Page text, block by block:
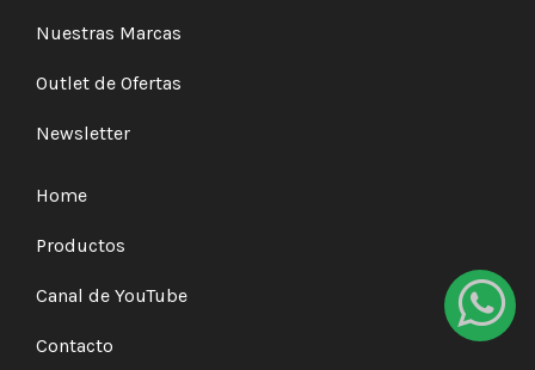
Nuestras Marcas
Outlet de Ofertas
Newsletter
Home
Productos
Canal de YouTube
Contacto